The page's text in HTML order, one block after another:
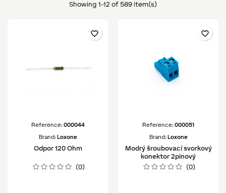
Showing 1-12 of 589 item(s)
Reference:000044
Brand:Loxone
Odpor 120 Ohm
(0)
favorite_border
Reference:000051
Brand:Loxone
Modrý šroubovací svorkový
konektor 2pinový
(0)
favorite_border